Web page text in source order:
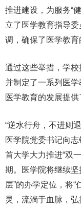
推进建设，为服务“
立了医学教育指导
调，确保了医学教育
通过这些举措，学校
并制定了一系列医
医学教育的发展提供
“逆水行舟，不进则
医学院党委书记向
首大学大力推进“双
期。医学院将继续
层”的办学定位，将“
灵，流淌于血脉，